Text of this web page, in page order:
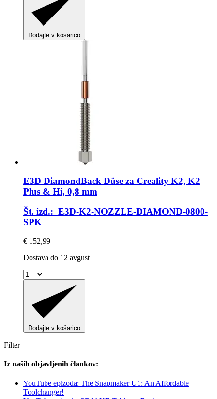
Dodajte v košarico
E3D DiamondBack Düse za Creality K2, K2
Plus & Hi, 0,8 mm
Št. izd.: E3D-K2-NOZZLE-DIAMOND-0800-
SPK
€ 152,99
Dostava do 12 avgust
Dodajte v košarico
Filter
Iz naših objavljenih člankov:
YouTube epizoda: The Snapmaker U1: An Affordable
Toolchanger!